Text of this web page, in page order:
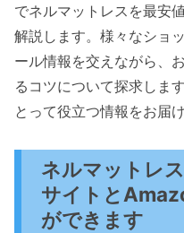
でネルマットレスを最安
解説します。様々なショ
ール情報を交えながら、
るコツについて探求しま
とって役立つ情報をお届け
ネルマットレ
サイトと
ができます